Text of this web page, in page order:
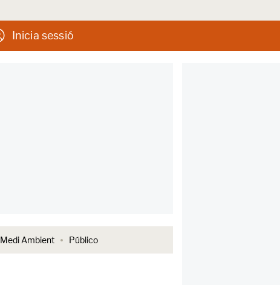
Inicia sessió
Medi Ambient Público